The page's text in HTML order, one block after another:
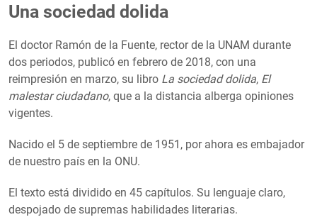
Una sociedad dolida
El doctor Ramón de la Fuente, rector de la UNAM durante
dos periodos, publicó en febrero de 2018, con una
reimpresión en marzo, su libro La sociedad dolida, El
malestar ciudadano, que a la distancia alberga opiniones
vigentes.
Nacido el 5 de septiembre de 1951, por ahora es embajador
de nuestro país en la ONU.
El texto está dividido en 45 capítulos. Su lenguaje claro,
despojado de supremas habilidades literarias.